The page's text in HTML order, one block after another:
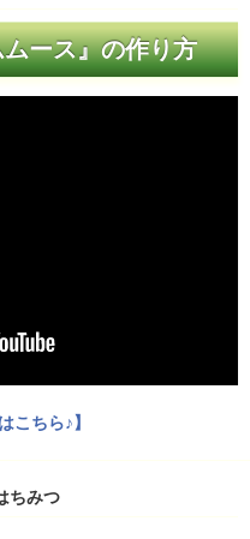
ース』の作り方
こちら♪】
ちみつ